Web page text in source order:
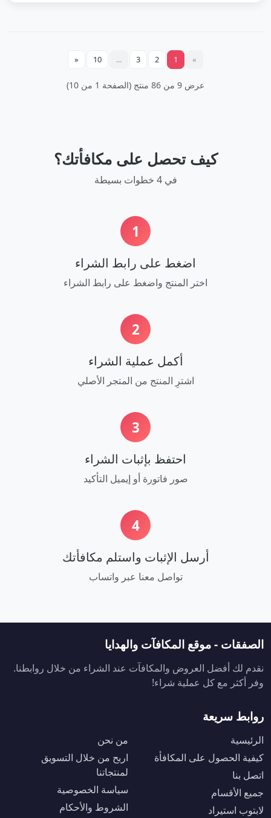
»
1
2
3
...
10
«
عرض 9 من 86 منتج (الصفحة 1 من 10)
كيف تحصل على مكافأتك؟
في 4 خطوات بسيطة
1
اضغط على رابط الشراء
اختر المنتج واضغط على رابط الشراء
2
أكمل عملية الشراء
اشترِ المنتج من المتجر الأصلي
3
احتفظ بإثبات الشراء
صور فاتورة أو إيميل التأكيد
4
أرسل الإثبات واستلم مكافأتك
تواصل معنا عبر واتساب
الصفقات - موقع المكافآت والهدايا
نقدم لك أفضل العروض والمكافآت عند الشراء من خلال روابطنا.
وفر أكثر مع كل عملية شراء!
روابط سريعة
الرئيسية
كيفية الحصول على المكافأة
اتصل بنا
جميع الأقسام
لابتوب استيراد
من نحن
اربح من خلال التسويق
لمنتجاتنا
سياسة الخصوصية
الشروط والأحكام